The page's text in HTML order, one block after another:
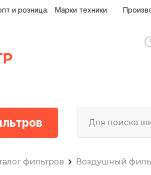
и розница. Марки техники
фильтров Воздушный